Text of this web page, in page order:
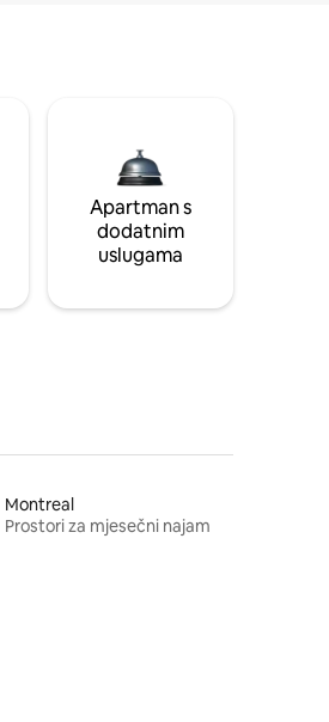
Apartman s
dodatnim
uslugama
Montreal
Prostori za mjesečni najam